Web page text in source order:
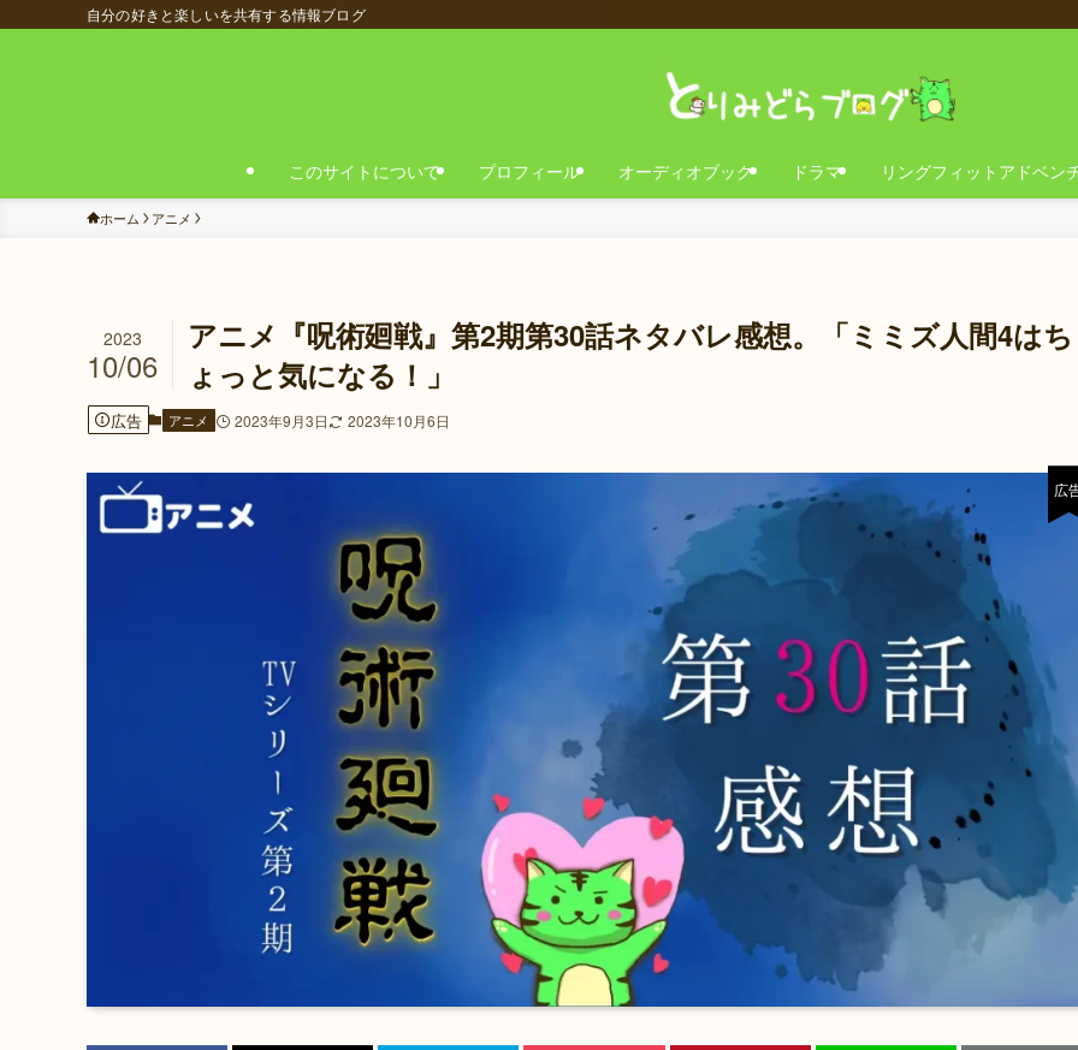
自分の好きと楽しいを共有する情報ブログ
このサイトについて プロフィール オーディオブック ドラマ リングフィットアドベン
ホーム アニメ
アニメ『呪術廻戦』第2期第30話ネタバレ感想。「ミミズ人間4はち
ょっと気になる！」
2023
10/06
広告 アニメ 2023年9月3日 2023年10月6日